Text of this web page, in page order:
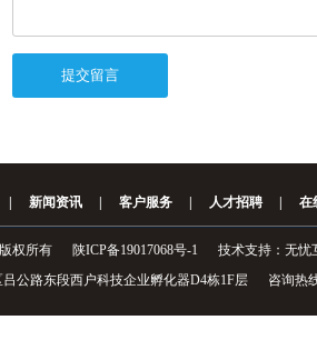
新闻资讯 客户服务 人才招聘 在
版权所有 陕ICP备19017068号-1 技术支持： 无忧
公路东段西户科技企业孵化器D4栋1F层 咨询热线